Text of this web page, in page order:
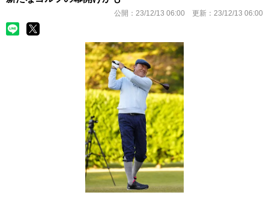
公開： 23/12/13 06:00 更新： 23/12/13 06:00